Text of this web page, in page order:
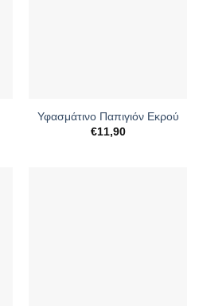
Υφασμάτινο Παπιγιόν Εκρού
€11,90